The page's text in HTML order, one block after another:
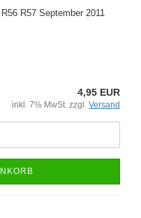
R57 September 2011
4,95 EUR
inkl. 7% MwSt. zzgl. Versand